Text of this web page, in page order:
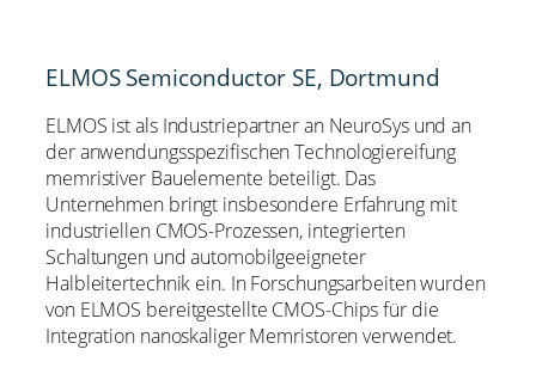
ELMOS Semiconductor SE, Dortmund
ELMOS ist als Industriepartner an NeuroSys und an
der anwendungsspezifischen Technologiereifung
memristiver Bauelemente beteiligt. Das
Unternehmen bringt insbesondere Erfahrung mit
industriellen CMOS-Prozessen, integrierten
Schaltungen und automobilgeeigneter
Halbleitertechnik ein. In Forschungsarbeiten wurden
von ELMOS bereitgestellte CMOS-Chips für die
Integration nanoskaliger Memristoren verwendet.